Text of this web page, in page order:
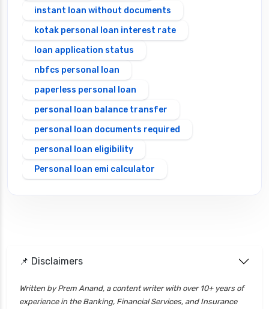
instant loan without documents
kotak personal loan interest rate
loan application status
nbfcs personal loan
paperless personal loan
personal loan balance transfer
personal loan documents required
personal loan eligibility
Personal loan emi calculator
finance
personal loan eligibility icici
📌 Disclaimers
Written by Prem Anand, a content writer with over 10+ years of
experience in the Banking, Financial Services, and Insurance